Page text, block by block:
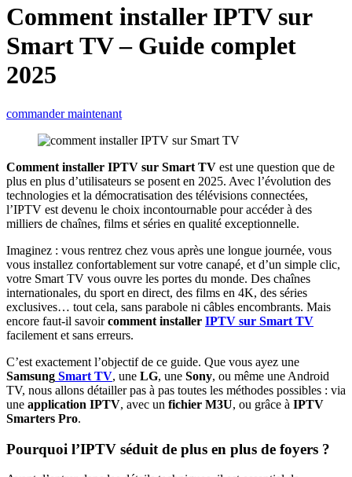
Comment installer IPTV sur
Smart TV – Guide complet
2025
commander maintenant
Comment installer IPTV sur Smart TV est une question que de
plus en plus d’utilisateurs se posent en 2025. Avec l’évolution des
technologies et la démocratisation des télévisions connectées,
l’IPTV est devenu le choix incontournable pour accéder à des
milliers de chaînes, films et séries en qualité exceptionnelle.
Imaginez : vous rentrez chez vous après une longue journée, vous
vous installez confortablement sur votre canapé, et d’un simple clic,
votre Smart TV vous ouvre les portes du monde. Des chaînes
internationales, du sport en direct, des films en 4K, des séries
exclusives… tout cela, sans parabole ni câbles encombrants. Mais
encore faut-il savoircomment installer IPTV sur Smart TV
facilement et sans erreurs.
C’est exactement l’objectif de ce guide. Que vous ayez une
Samsung Smart TV, une LG, une Sony, ou même une Android
TV, nous allons détailler pas à pas toutes les méthodes possibles : via
une application IPTV, avec un fichier M3U, ou grâce à IPTV
Smarters Pro.
Pourquoi l’IPTV séduit de plus en plus de foyers ?